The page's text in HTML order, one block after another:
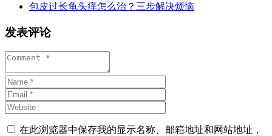
包皮过长龟头痒怎么治？三步解决烦恼
发表评论
在此浏览器中保存我的显示名称、邮箱地址和网站地址，